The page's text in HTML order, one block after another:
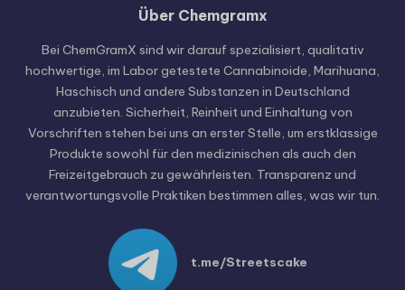
Über Chemgramx
Bei ChemGramX sind wir darauf spezialisiert, qualitativ
hochwertige, im Labor getestete Cannabinoide, Marihuana,
Haschisch und andere Substanzen in Deutschland
anzubieten. Sicherheit, Reinheit und Einhaltung von
Vorschriften stehen bei uns an erster Stelle, um erstklassige
Produkte sowohl für den medizinischen als auch den
Freizeitgebrauch zu gewährleisten. Transparenz und
verantwortungsvolle Praktiken bestimmen alles, was wir tun.
t.me/Streetscake
Italian
German (Austria)
English (Canada)
English (United States)
Czech
Polish
Hungarian
Russian